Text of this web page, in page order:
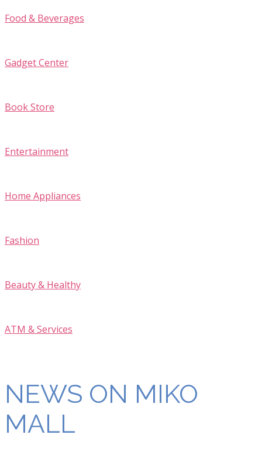
Food & Beverages
Gadget Center
Book Store
Entertainment
Home Appliances
Fashion
Beauty & Healthy
ATM & Services
NEWS ON MIKO
MALL